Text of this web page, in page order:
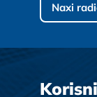
Naxi